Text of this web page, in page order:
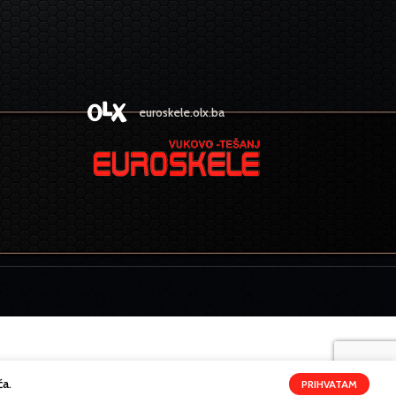
euroskele.olx.ba
PRIHVATAM